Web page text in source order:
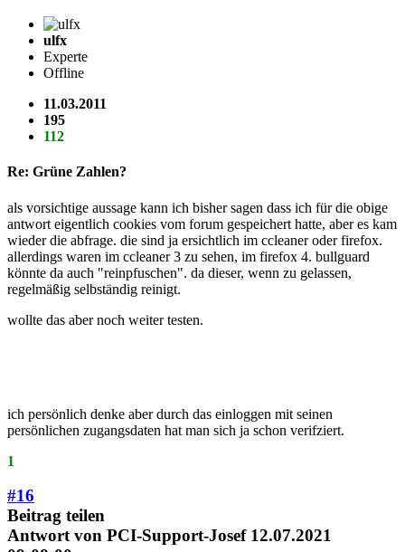
ulfx
Experte
Offline
11.03.2011
195
112
Re: Grüne Zahlen?
als vorsichtige aussage kann ich bisher sagen dass ich für die obige
antwort eigentlich cookies vom forum gespeichert hatte, aber es kam
wieder die abfrage. die sind ja ersichtlich im ccleaner oder firefox.
allerdings waren im ccleaner 3 zu sehen, im firefox 4. bullguard
könnte da auch "reinpfuschen". da dieser, wenn zu gelassen,
regelmäßig selbständig reinigt.
wollte das aber noch weiter testen.
ich persönlich denke aber durch das einloggen mit seinen
persönlichen zugangsdaten hat man sich ja schon verifziert.
1
#16
Beitrag teilen
Antwort von PCI-Support-Josef 12.07.2021